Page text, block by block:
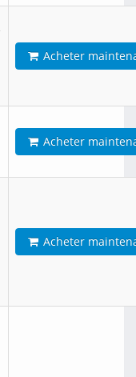
Acheter
Acheter
Acheter